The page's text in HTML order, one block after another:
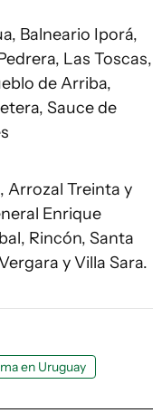
Balneario Iporá,
Las Toscas,
de Arriba,
Sauce de
Arrozal Treinta y
Enrique
Rincón, Santa
y Villa Sara.
en Uruguay